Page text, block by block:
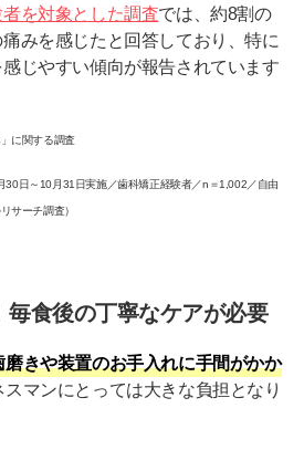
を対象とした調査では、約8割の
みを感じたと回答しており、特に
じやすい傾向が報告されています
に関する調査
30日～10月31日実施／歯科矯正経験者／n＝1,002／自由
サーチ調査）
毎食後の丁寧なケアが必要
磨きや装置のお手入れに手間がかか
マンにとっては大きな負担となり